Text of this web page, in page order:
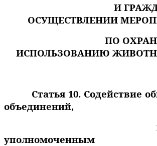
И
ОСУЩЕСТВЛЕНИИ
ПО
ИСПОЛЬЗОВАНИЮ
Статья 10. Содействие
объединений,
уполномоченным